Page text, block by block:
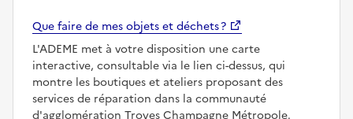
Que faire de mes objets et déchets ?
L'ADEME met à votre disposition une carte
interactive, consultable via le lien ci-dessus, qui
montre les boutiques et ateliers proposant des
services de réparation dans la communauté
d'agglomération Troyes Champagne Métropole.